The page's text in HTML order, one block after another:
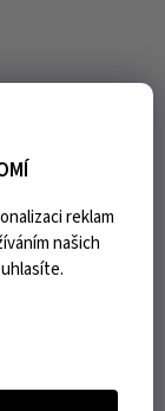
reklam
našich